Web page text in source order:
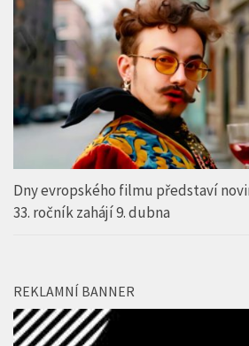
Dny evropského filmu představí
33. ročník zahájí 9. dubna